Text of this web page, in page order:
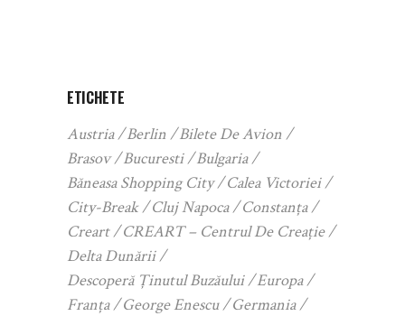
ETICHETE
Austria Berlin
Bilete De Avion
Brasov
Bucuresti
Bulgaria
Băneasa Shopping City
Calea Victoriei
City-Break
Cluj Napoca
Constanța
Creart
CREART – Centrul De Creație
Delta Dunării
Descoperă Ținutul Buzăului
Europa
Franța
George Enescu
Germania